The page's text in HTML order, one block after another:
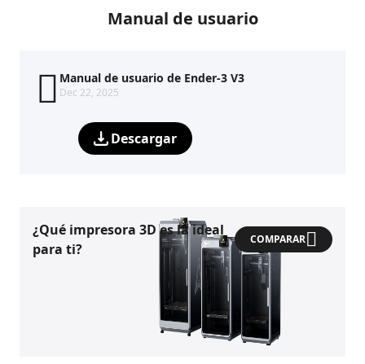
Manual de usuario
Manual de usuario de Ender-3 V3
Dec 22, 2025
Descargar
¿Qué impresora 3D es la ideal
para ti?
COMPARAR